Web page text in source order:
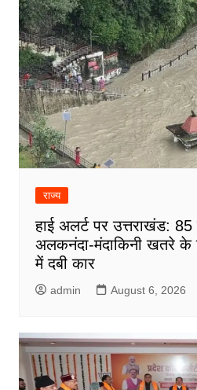
राज्य
हाई अलर्ट पर उत्तराखंड:
अलकनंदा-मंदाकिनी खतरे
में दबी कार
admin August 6, 2026